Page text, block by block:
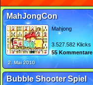
MahJongCon
Mahjong
3.527.582 Klicks
55 Kommentare
2. Mai 2010
Bubble Shooter Spiel